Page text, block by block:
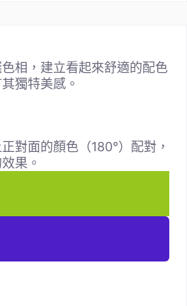
相，建立看起來舒適的配色
獨特美感。
對面的顏色（180°）配對，
果。